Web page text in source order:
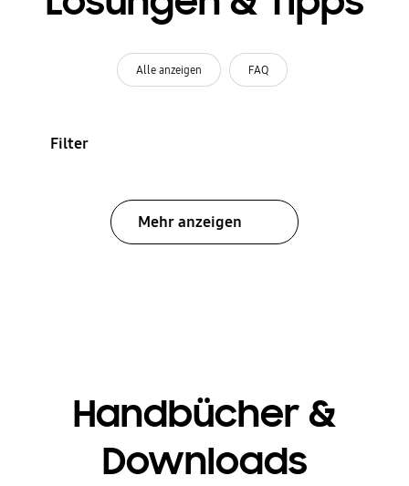
Alle anzeigen FAQ
Filter
Mehr anzeigen
Handbücher &
Downloads